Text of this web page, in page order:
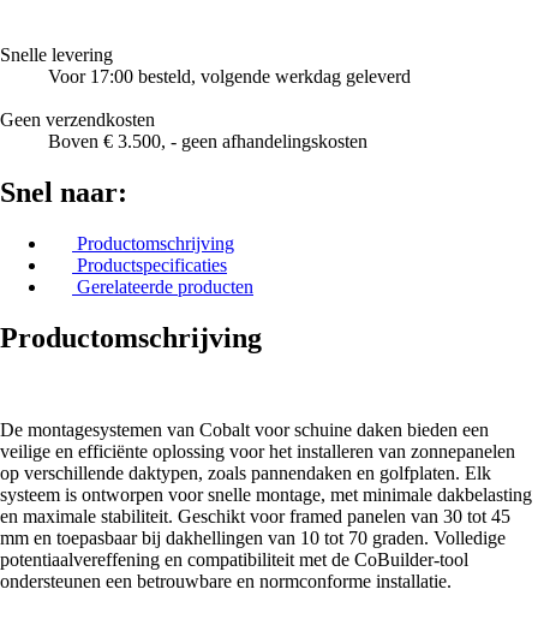
Snelle levering
Voor 17:00 besteld, volgende werkdag geleverd
Geen verzendkosten
Boven € 3.500, - geen afhandelingskosten
Snel naar:
Productomschrijving
Productspecificaties
Gerelateerde producten
Productomschrijving
De montagesystemen van Cobalt voor schuine daken bieden een
veilige en efficiënte oplossing voor het installeren van zonnepanelen
op verschillende daktypen, zoals pannendaken en golfplaten. Elk
systeem is ontworpen voor snelle montage, met minimale dakbelasting
en maximale stabiliteit. Geschikt voor framed panelen van 30 tot 45
mm en toepasbaar bij dakhellingen van 10 tot 70 graden. Volledige
potentiaalvereffening en compatibiliteit met de CoBuilder-tool
ondersteunen een betrouwbare en normconforme installatie.